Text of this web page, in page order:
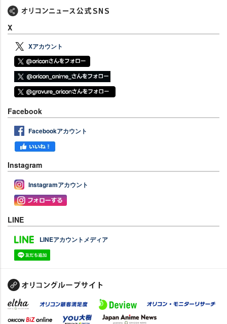
X
Xアカウント
Facebook
Facebookアカウント
Instagram
Instagramアカウント
LINE
LINEアカウントメディア